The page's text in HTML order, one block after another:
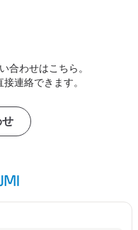
合わせはこちら。
連絡できます。
せ